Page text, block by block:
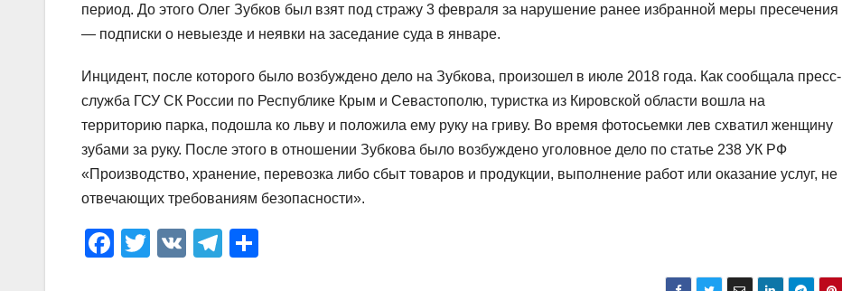
период. До этого Олег Зубков был взят под стражу 3 февраля за нарушение ранее избранной меры пресечения
— подписки о невыезде и неявки на заседание суда в январе.
Инцидент, после которого было возбуждено дело на Зубкова, произошел в июле 2018 года. Как сообщала пресс-
служба ГСУ СК России по Республике Крым и Севастополю, туристка из Кировской области вошла на
территорию парка, подошла ко льву и положила ему руку на гриву. Во время фотосьемки лев схватил женщину
зубами за руку. После этого в отношении Зубкова было возбуждено уголовное дело по статье 238 УК РФ
«Производство, хранение, перевозка либо сбыт товаров и продукции, выполнение работ или оказание услуг, не
отвечающих требованиям безопасности».
F
T
V
T